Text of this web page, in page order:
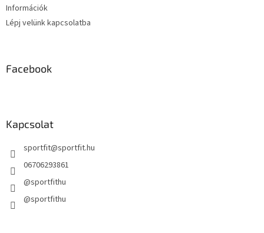
Információk
Lépj velünk kapcsolatba
Facebook
Kapcsolat
sportfit@sportfit.hu
06706293861
@sportfithu
@sportfithu